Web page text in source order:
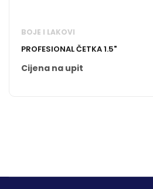
BOJE I LAKOVI
PROFESIONAL ČETKA 1.5"
Cijena na upit